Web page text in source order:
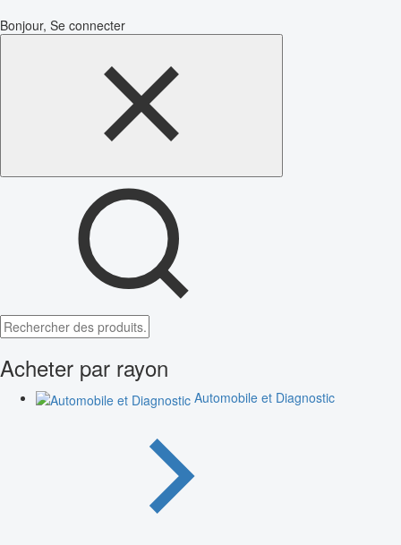
Bonjour, Se connecter
Acheter par rayon
Automobile et Diagnostic